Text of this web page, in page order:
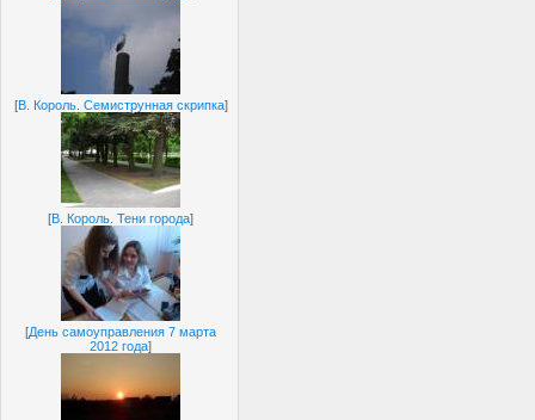
[В. Король. Семиструнная скрипка]
[В. Король. Тени города]
[День самоуправления 7 марта
2012 года]